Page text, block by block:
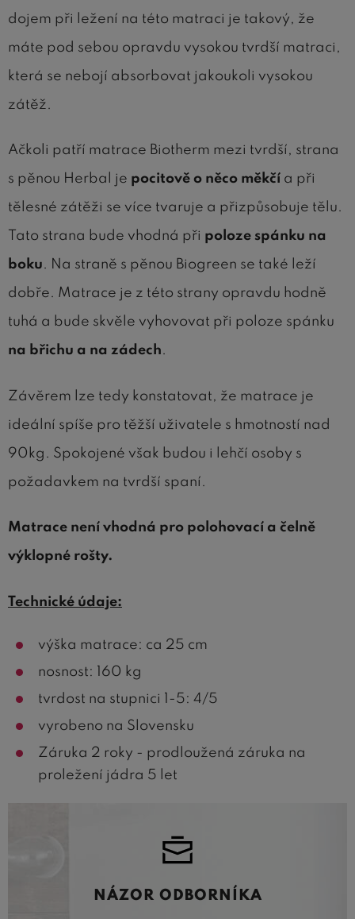
dojem při ležení na této matraci je takový, že
máte pod sebou opravdu vysokou tvrdší matraci,
která se nebojí absorbovat jakoukoli vysokou
zátěž.
Ačkoli patří matrace Biotherm mezi tvrdší, strana
s pěnou Herbal je pocitově o něco měkčí a při
tělesné zátěži se více tvaruje a přizpůsobuje tělu.
Tato strana bude vhodná při poloze spánku na
boku. Na straně s pěnou Biogreen se také leží
dobře. Matrace je z této strany opravdu hodně
tuhá a bude skvěle vyhovovat při poloze spánku
na břichu a na zádech.
Závěrem lze tedy konstatovat, že matrace je
ideální spíše pro těžší uživatele s hmotností nad
90kg. Spokojené však budou i lehčí osoby s
požadavkem na tvrdší spaní.
Matrace není vhodná pro polohovací a čelně
výklopné rošty.
Technické údaje:
výška matrace: ca 25 cm
nosnost: 160 kg
tvrdost na stupnici 1-5: 4/5
vyrobeno na Slovensku
Záruka 2 roky - prodloužená záruka na
proležení jádra 5 let
NÁZOR ODBORNÍKA